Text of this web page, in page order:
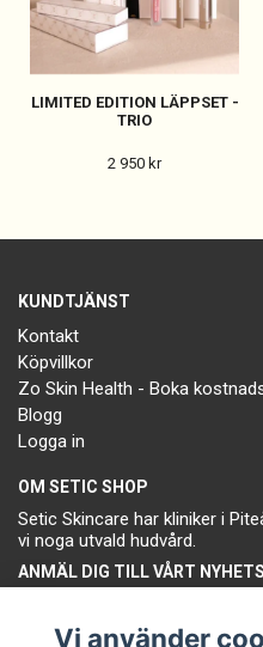
LIMITED EDITION LÄPPSET -
TRIO
2 950 kr
KUNDTJÄNST
Kontakt
Köpvillkor
Zo Skin Health - Boka
Blogg
Logga in
OM SETIC SHOP
Setic Skincare har kliniker i
vi noga utvald hudvård.
ANMÄL DIG TILL VÅRT
Vi använder